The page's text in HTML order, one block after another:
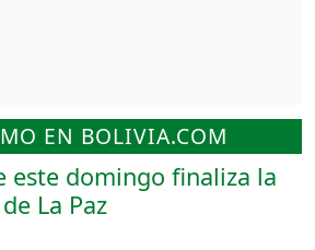
EN BOLIVIA.COM